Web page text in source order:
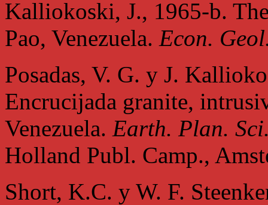
Kalliokoski, J., 1965-b.
Pao, Venezuela. Econ.
Posadas, V. G. y J.
Encrucijada granite,
Venezuela. Earth. Plan.
Holland Publ. Camp.,
Short, K.C. y W. F.